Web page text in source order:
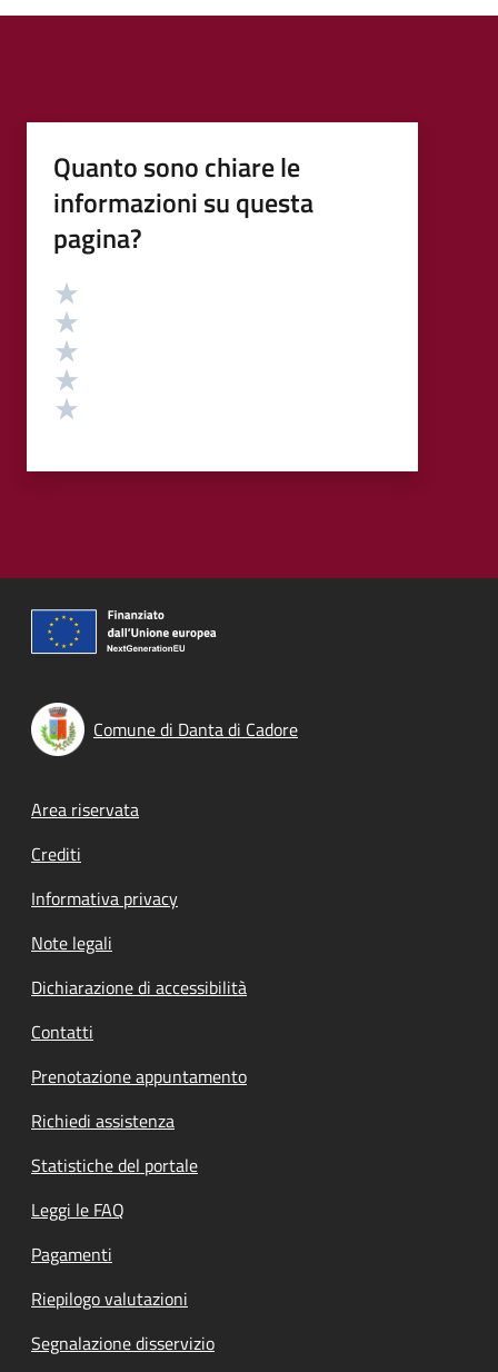
Quanto sono chiare le
informazioni su questa
pagina?
Valutazione
Comune di Danta di Cadore
Footer menu
Area riservata
Crediti
Informativa privacy
Note legali
Dichiarazione di accessibilità
Contatti
Prenotazione appuntamento
Richiedi assistenza
Statistiche del portale
Leggi le FAQ
Pagamenti
Riepilogo valutazioni
Segnalazione disservizio